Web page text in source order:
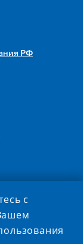
РФ
с